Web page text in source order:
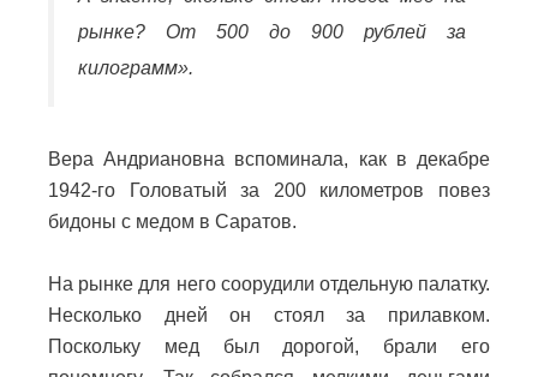
рынке? От 500 до 900 рублей за
килограмм».
Вера Андриановна вспоминала, как в декабре
1942-го Головатый за 200 километров повез
бидоны с медом в Саратов.
На рынке для него соорудили отдельную палатку.
Несколько дней он стоял за прилавком.
Поскольку мед был дорогой, брали его